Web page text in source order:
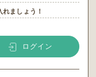
ましょう！
ログイン